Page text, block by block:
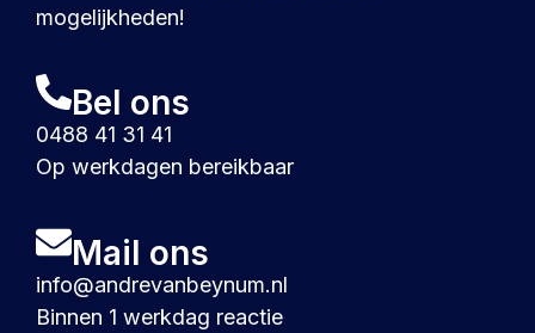
mogelijkheden!
Bel ons
0488 41 31 41
Op werkdagen bereikbaar
Mail ons
info@andrevanbeynum.nl
Binnen 1 werkdag reactie